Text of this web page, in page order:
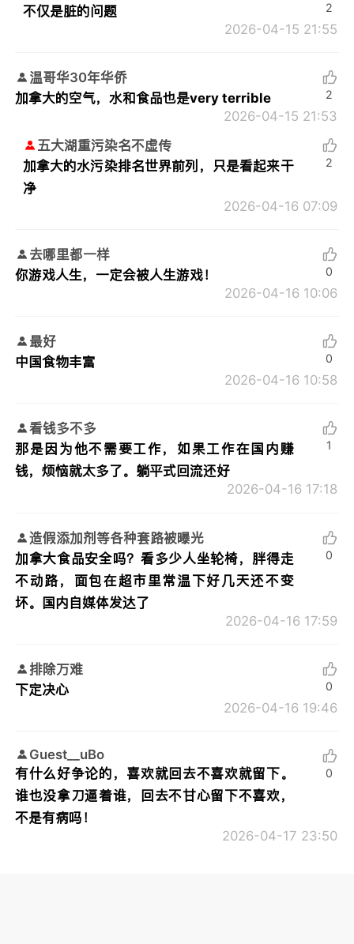
不仅是脏的问题
2026-04-15 21:55
2
温哥华30年华侨
加拿大的空气，水和食品也是very terrible
2026-04-15 21:53
2
五大湖重污染名不虚传
加拿大的水污染排名世界前列，只是看起来干
净
2026-04-16 07:09
2
去哪里都一样
你游戏人生，一定会被人生游戏！
2026-04-16 10:06
0
最好
中国食物丰富
2026-04-16 10:58
0
看钱多不多
那是因为他不需要工作，如果工作在国内赚
钱，烦恼就太多了。躺平式回流还好
2026-04-16 17:18
1
造假添加剂等各种套路被曝光
加拿大食品安全吗？看多少人坐轮椅，胖得走
不动路，面包在超市里常温下好几天还不变
坏。国内自媒体发达了
2026-04-16 17:59
0
排除万难
下定决心
2026-04-16 19:46
0
Guest__uBo
有什么好争论的，喜欢就回去不喜欢就留下。
谁也没拿刀逼着谁，回去不甘心留下不喜欢，
不是有病吗！
2026-04-17 23:50
0